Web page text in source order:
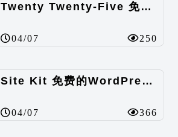
Twenty Twenty-Five 免费的WordPress内容主题
04/07 250
Site Kit 免费的WordPress数据统计插件
04/07 366